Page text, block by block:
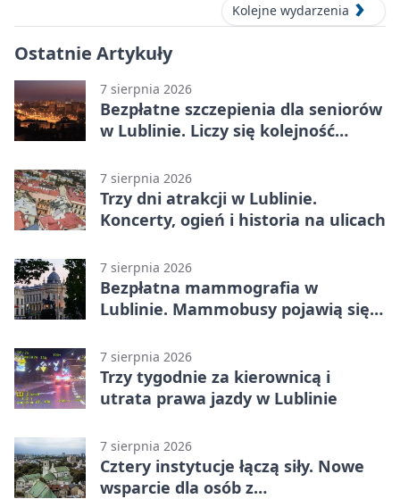
Kolejne wydarzenia
Ostatnie Artykuły
7 sierpnia 2026
Bezpłatne szczepienia dla seniorów
w Lublinie. Liczy się kolejność
7 sierpnia 2026
Trzy dni atrakcji w Lublinie.
Koncerty, ogień i historia na ulicach
7 sierpnia 2026
Bezpłatna mammografia w
Lublinie. Mammobusy pojawią się
7 sierpnia 2026
Trzy tygodnie za kierownicą i
utrata prawa jazdy w Lublinie
7 sierpnia 2026
Cztery instytucje łączą siły. Nowe
wsparcie dla osób z